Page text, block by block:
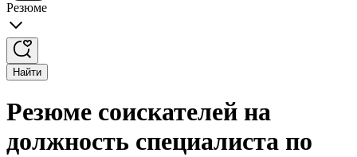
Резюме
Найти
Резюме соискателей на
должность специалиста по